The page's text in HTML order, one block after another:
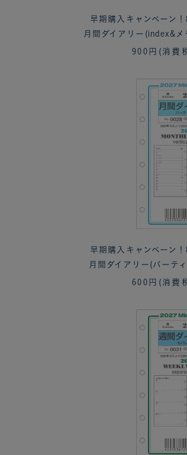
早期購入キャンペーン
月間ダイアリー(index&メ
900円 (消費
早期購入キャンペーン
月間ダイアリー(バーテ
600円 (消費